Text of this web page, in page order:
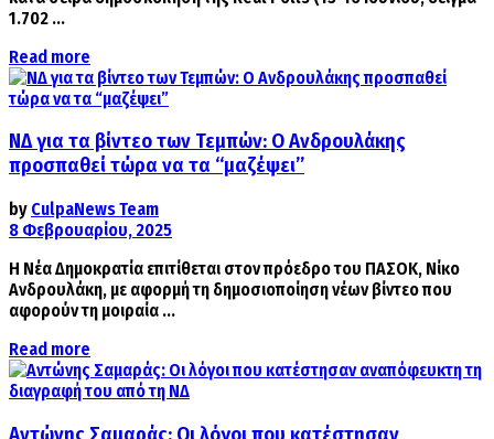
1.702 ...
Read more
ΝΔ για τα βίντεο των Τεμπών: Ο Ανδρουλάκης
προσπαθεί τώρα να τα “μαζέψει”
by CulpaNews Team
8 Φεβρουαρίου, 2025
Η Νέα Δημοκρατία επιτίθεται στον πρόεδρο του ΠΑΣΟΚ, Νίκο
Ανδρουλάκη, με αφορμή τη δημοσιοποίηση νέων βίντεο που
αφορούν τη μοιραία ...
Read more